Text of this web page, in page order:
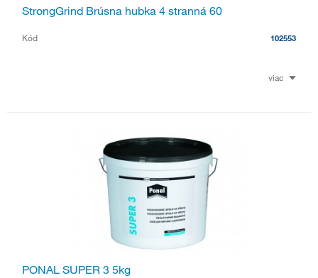
StrongGrind Brúsna hubka 4 stranná 60
Kód 102553
viac
PONAL SUPER 3 5kg